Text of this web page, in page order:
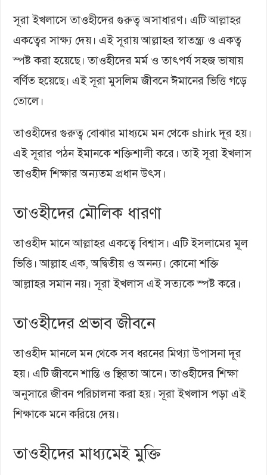
সূরা ইখলাসে তাওহীদের গুরুত্ব অসাধারণ। এটি আল্লাহর
একত্বের সাক্ষ্য দেয়। এই সূরায় আল্লাহর স্বাতন্ত্র্য ও একত্ব
স্পষ্ট করা হয়েছে। তাওহীদের মর্ম ও তাৎপর্য সহজ ভাষায়
বর্ণিত হয়েছে। এই সূরা মুসলিম জীবনে ঈমানের ভিত্তি গড়ে
তোলে।
তাওহীদের গুরুত্ব বোঝার মাধ্যমে মন থেকে shirk দূর হয়।
এই সূরার পঠন ইমানকে শক্তিশালী করে। তাই সূরা ইখলাস
তাওহীদ শিক্ষার অন্যতম প্রধান উৎস।
তাওহীদের মৌলিক ধারণা
তাওহীদ মানে আল্লাহর একত্বে বিশ্বাস। এটি ইসলামের মূল
ভিত্তি। আল্লাহ এক, অদ্বিতীয় ও অনন্য। কোনো শক্তি
আল্লাহর সমান নয়। সূরা ইখলাস এই সত্যকে স্পষ্ট করে।
তাওহীদের প্রভাব জীবনে
তাওহীদ মানলে মন থেকে সব ধরনের মিথ্যা উপাসনা দূর
হয়। এটি জীবনে শান্তি ও স্থিরতা আনে। তাওহীদের শিক্ষা
অনুসারে জীবন পরিচালনা করা হয়। সূরা ইখলাস পড়া এই
শিক্ষাকে মনে করিয়ে দেয়।
তাওহীদের মাধ্যমেই মুক্তি